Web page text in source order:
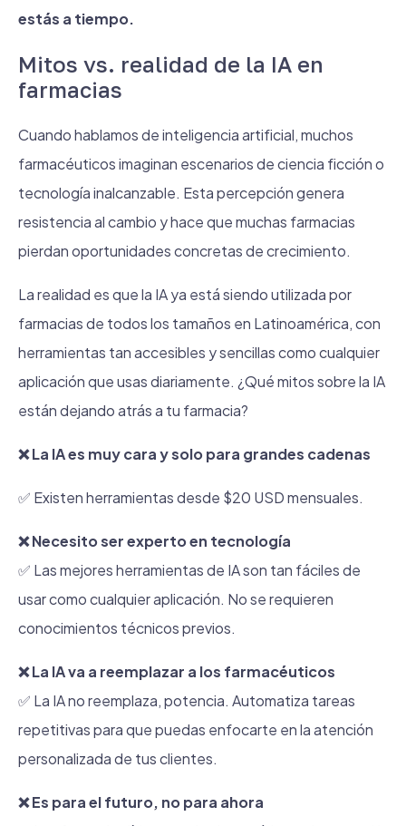
estás a tiempo.
Mitos vs. realidad de la IA en
farmacias
Cuando hablamos de inteligencia artificial, muchos
farmacéuticos imaginan escenarios de ciencia ficción o
tecnología inalcanzable. Esta percepción genera
resistencia al cambio y hace que muchas farmacias
pierdan oportunidades concretas de crecimiento.
La realidad es que la IA ya está siendo utilizada por
farmacias de todos los tamaños en Latinoamérica, con
herramientas tan accesibles y sencillas como cualquier
aplicación que usas diariamente. ¿Qué mitos sobre la IA
están dejando atrás a tu farmacia?
❌ La IA es muy cara y solo para grandes cadenas
✅ Existen herramientas desde $20 USD mensuales.
❌ Necesito ser experto en tecnología
✅ Las mejores herramientas de IA son tan fáciles de
usar como cualquier aplicación. No se requieren
conocimientos técnicos previos.
❌ La IA va a reemplazar a los farmacéuticos
✅ La IA no reemplaza, potencia. Automatiza tareas
repetitivas para que puedas enfocarte en la atención
personalizada de tus clientes.
❌ Es para el futuro, no para ahora